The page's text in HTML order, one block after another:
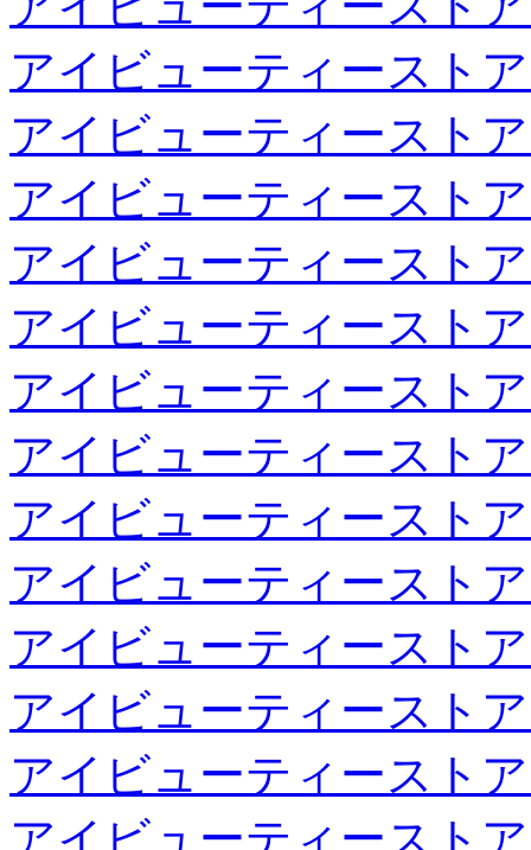
アイビューティースト
アイビューティースト
アイビューティースト
アイビューティースト
アイビューティースト
アイビューティースト
アイビューティースト
アイビューティースト
アイビューティースト
アイビューティースト
アイビューティースト
アイビューティースト
アイビューティースト